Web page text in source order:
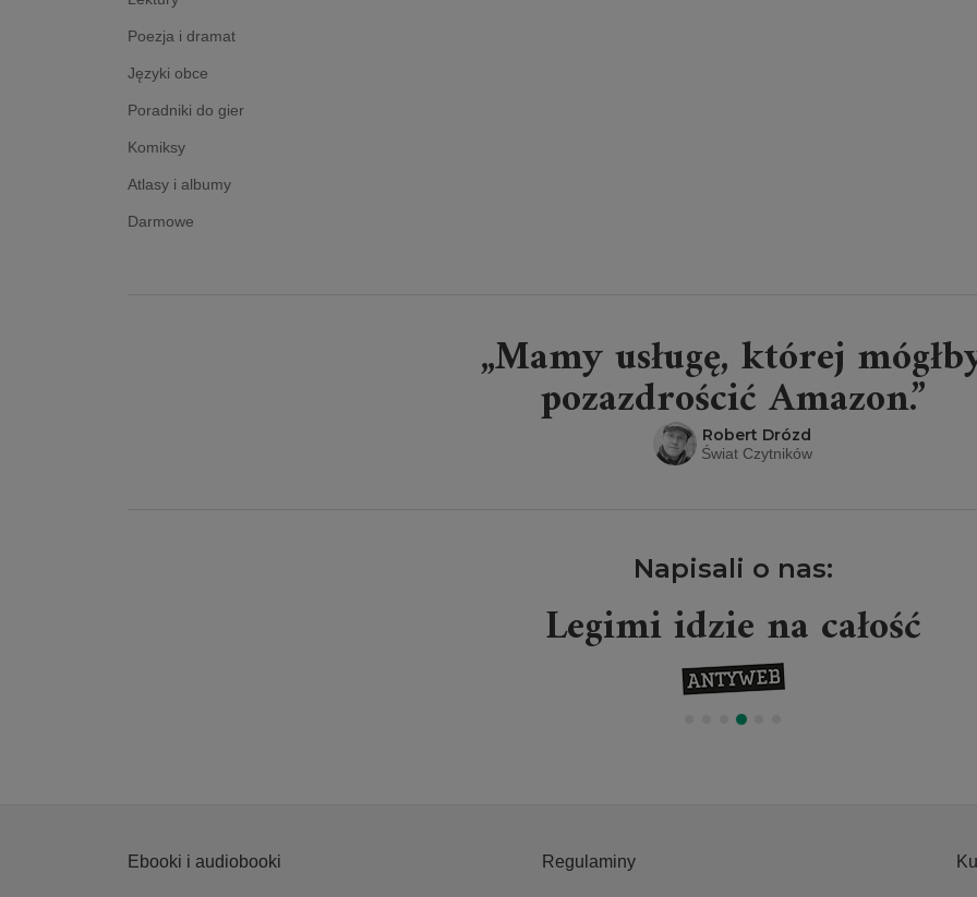
Poezja i dramat
Języki obce
Poradniki do gier
Komiksy
Atlasy i albumy
Darmowe
„Mamy usługę, której
pozazdrościć Amazon.”
Robert Drózd
Świat Czytników
Napisali o nas:
Legimi idzie na całość
Ebooki i audiobooki Regulaminy